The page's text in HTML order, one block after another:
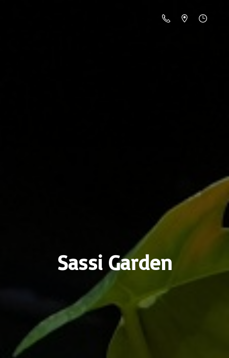
Sassi Garden